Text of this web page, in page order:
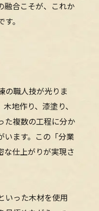
融合こそが、これか
。
の職人技が光りま
地作り、漆塗り、
た複数の工程に分か
います。この「分業
な仕上がりが実現さ
いった木材を使用